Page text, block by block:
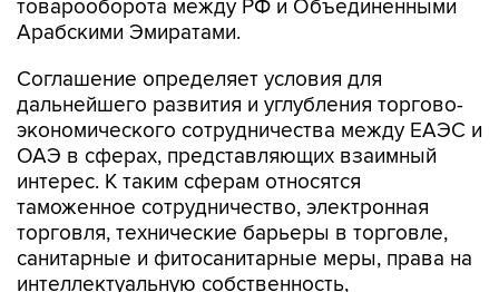
Соглашение определяет условия для
экономического сотрудничества между ЕАЭС и
ОАЭ в сферах, представляющих взаимный
интерес. К таким сферам относятся
таможенное сотрудничество, электронная
торговля, технические барьеры в торговле,
санитарные и фитосанитарные меры, права на
интеллектуальную собственность,
государственные закупки.